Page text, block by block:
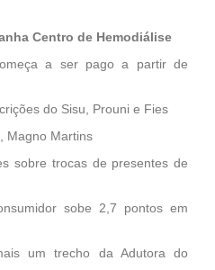
Centro de Hemodiálise
a ser pago a partir de
do Sisu, Prouni e Fies
Magno Martins
sobre trocas de presentes de
sobe 2,7 pontos em
um trecho da Adutora do